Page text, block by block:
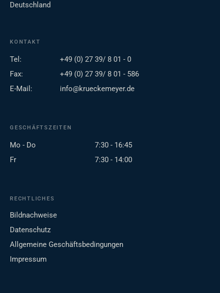
Deutschland
KONTAKT
Tel:
+49 (0) 27 39/ 8 01 - 0
Fax:
+49 (0) 27 39/ 8 01 - 586
E-Mail:
info@krueckemeyer.de
GESCHÄFTSZEITEN
Mo - Do
7:30 - 16:45
Fr
7:30 - 14:00
RECHTLICHES
Bildnachweise
Datenschutz
Allgemeine Geschäftsbedingungen
Impressum